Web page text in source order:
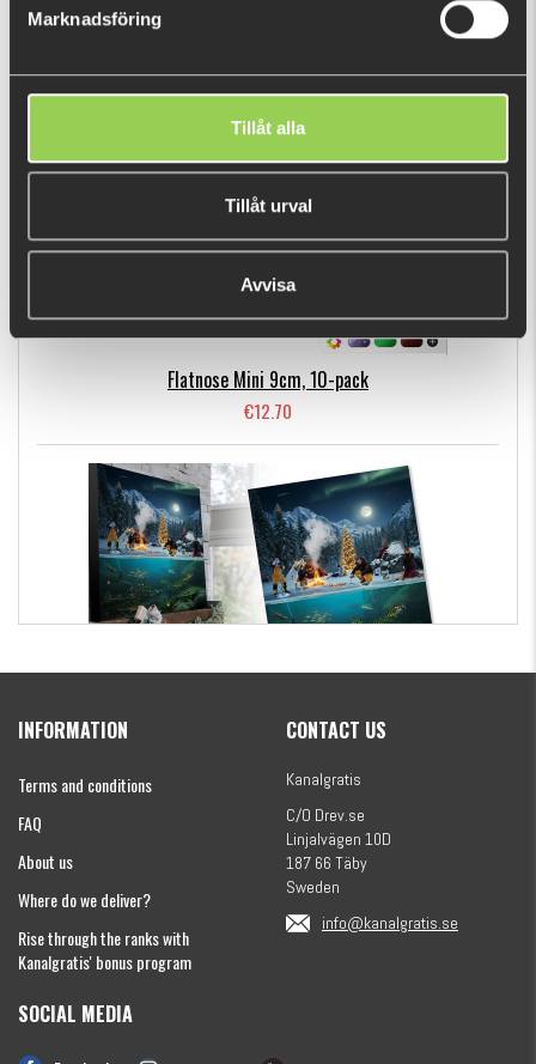
Marknadsföring
Tillåt alla
Tillåt urval
Avvisa
BESTSELLERS
Flatnose Mini 9cm, 10-pack
€12.70
€154.86
INFORMATION
Terms and conditions
FAQ
About us
Where do we deliver?
Rise through the ranks with
Kanalgratis' bonus program
CONTACT US
Kanalgratis
C/O Drev.se
Linjalvägen 10D
187 66 Täby
Sweden
info@kanalgratis.se
SOCIAL MEDIA